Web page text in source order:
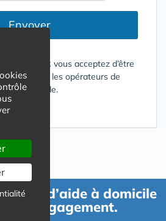
Envoyer
ENVOYER vous acceptez d’être
par les opérateurs de
demande.
devis d’aide à domicile
engagement.